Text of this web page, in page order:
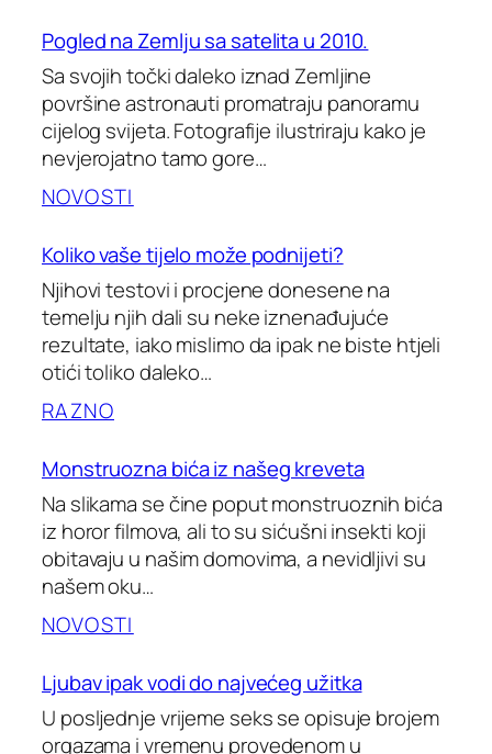
Pogled na Zemlju sa satelita u 2010.
Sa svojih točki daleko iznad Zemljine
površine astronauti promatraju panoramu
cijelog svijeta. Fotografije ilustriraju kako je
nevjerojatno tamo gore…
NOVOSTI
Koliko vaše tijelo može podnijeti?
Njihovi testovi i procjene donesene na
temelju njih dali su neke iznenađujuće
rezultate, iako mislimo da ipak ne biste htjeli
otići toliko daleko…
RAZNO
Monstruozna bića iz našeg kreveta
Na slikama se čine poput monstruoznih bića
iz horor filmova, ali to su sićušni insekti koji
obitavaju u našim domovima, a nevidljivi su
našem oku…
NOVOSTI
Ljubav ipak vodi do najvećeg užitka
U posljednje vrijeme seks se opisuje brojem
orgazama i vremenu provedenom u